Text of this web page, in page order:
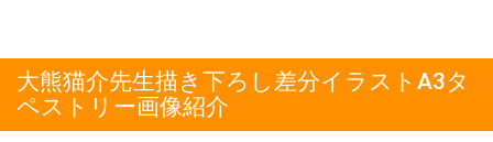
大熊猫介先生描き下ろし差分イラストA3タ
ペストリー画像紹介